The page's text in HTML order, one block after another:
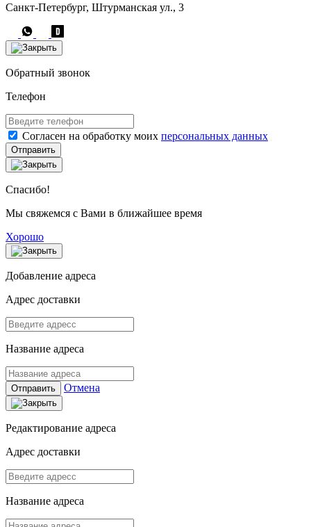
Санкт-Петербург, Штурманская ул., 3
Обратный звонок
Телефон
Согласен на обработку моих персональных данных
Отправить
Спасибо!
Мы свяжемся с Вами в ближайшее время
Хорошо
Добавление адреса
Адрес доставки
Название адреса
Отправить Отмена
Редактирование адреса
Адрес доставки
Название адреса